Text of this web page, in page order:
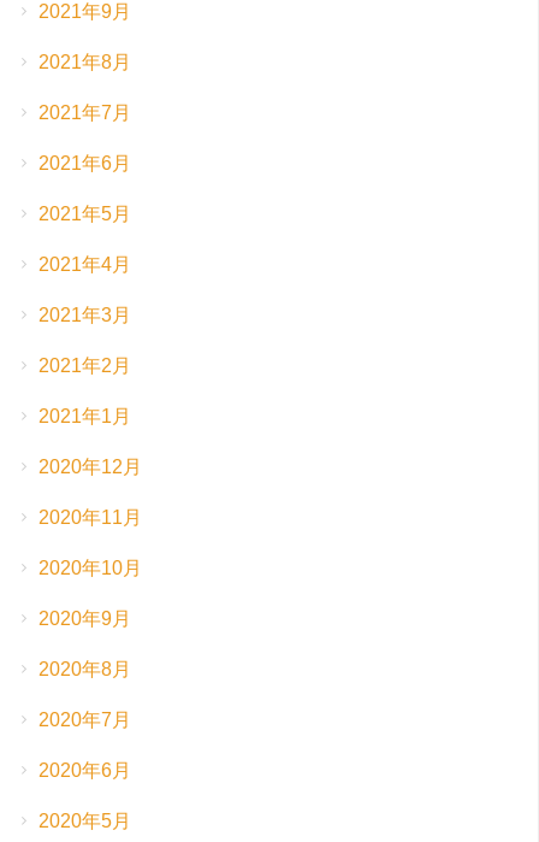
2021年9月
2021年8月
2021年7月
2021年6月
2021年5月
2021年4月
2021年3月
2021年2月
2021年1月
2020年12月
2020年11月
2020年10月
2020年9月
2020年8月
2020年7月
2020年6月
2020年5月